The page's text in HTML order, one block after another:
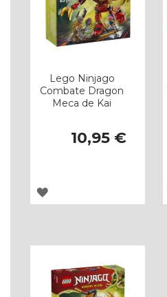
Lego Ninjago
Combate Dragon
Meca de Kai
10,95 €
ADICIONAR
DESEJOS